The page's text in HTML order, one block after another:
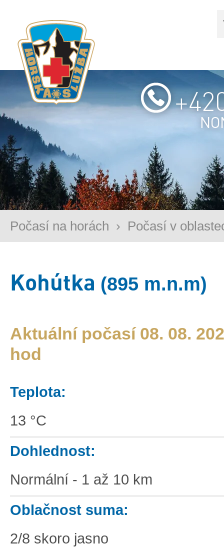
Počasí na horách › Počasí v
Kohútka (895 m.n.m)
Aktuální počasí 08. 08.
hod
Teplota:
13 °C
Dohlednost:
Normální - 1 až 10 km
Oblačnost suma:
2/8 skoro jasno